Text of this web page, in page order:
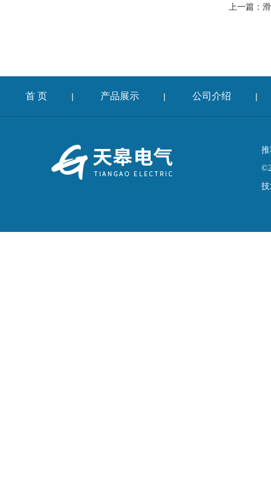
上一篇：
首 页 | 产品展示 | 公司介绍 |